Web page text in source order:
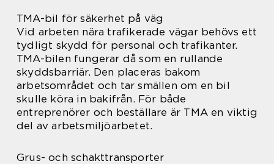
TMA-bil för säkerhet på väg
Vid arbeten nära trafikerade vägar behövs ett
tydligt skydd för personal och trafikanter.
TMA-bilen fungerar då som en rullande
skyddsbarriär. Den placeras bakom
arbetsområdet och tar smällen om en bil
skulle köra in bakifrån. För både
entreprenörer och beställare är TMA en viktig
del av arbetsmiljöarbetet.
Grus- och schakttransporter